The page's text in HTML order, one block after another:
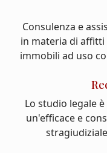
Consulenza e
in materia di affitti
immobili ad uso
Lo studio legale
un'efficace e